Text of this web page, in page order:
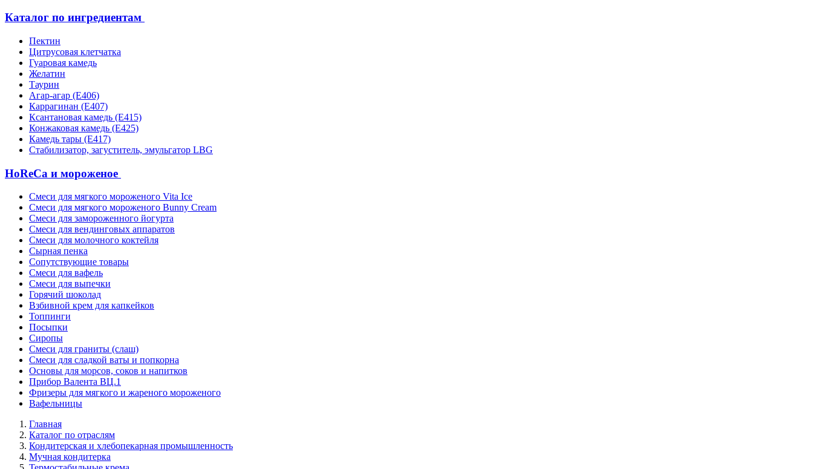
Каталог по ингредиентам
Пектин
Цитрусовая клетчатка
Гуаровая камедь
Желатин
Таурин
Агар-агар (Е406)
Каррагинан (Е407)
Ксантановая камедь (Е415)
Конжаковая камедь (Е425)
Камедь тары (Е417)
Стабилизатор, загуститель, эмульгатор LBG
HoReCa и мороженое
Смеси для мягкого мороженого Vita Ice
Смеси для мягкого мороженого Bunny Cream
Смеси для замороженного йогурта
Смеси для вендинговых аппаратов
Смеси для молочного коктейля
Сырная пенка
Сопутствующие товары
Смеси для вафель
Смеси для выпечки
Горячий шоколад
Взбивной крем для капкейков
Топпинги
Посыпки
Сиропы
Смеси для граниты (слаш)
Смеси для сладкой ваты и попкорна
Основы для морсов, соков и напитков
Прибор Валента ВЦ.1
Фризеры для мягкого и жареного мороженого
Вафельницы
Главная
Каталог по отраслям
Кондитерская и хлебопекарная промышленность
Мучная кондитерка